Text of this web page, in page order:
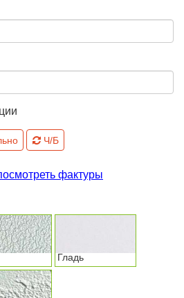
Ч/Б
фактуры
Гладь